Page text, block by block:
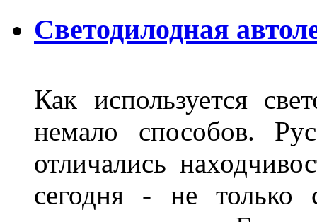
Светодилодная
Как используется
немало способов.
отличались
сегодня - не только